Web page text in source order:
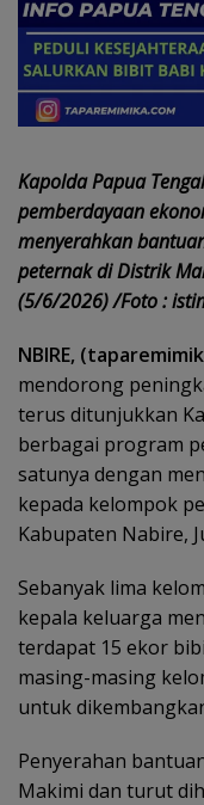
Kapolda Papua
pemberdayaan
menyerahkan
peternak di Distrik
(5/6/2026) /Foto :
NBIRE,
mendorong
terus ditunjukkan
berbagai program
satunya dengan
kepada kelompok
Kabupaten Nabire,
Sebanyak lima
kepala keluarga
terdapat 15 ekor
masing-masing
untuk
Penyerahan
Makimi dan turut